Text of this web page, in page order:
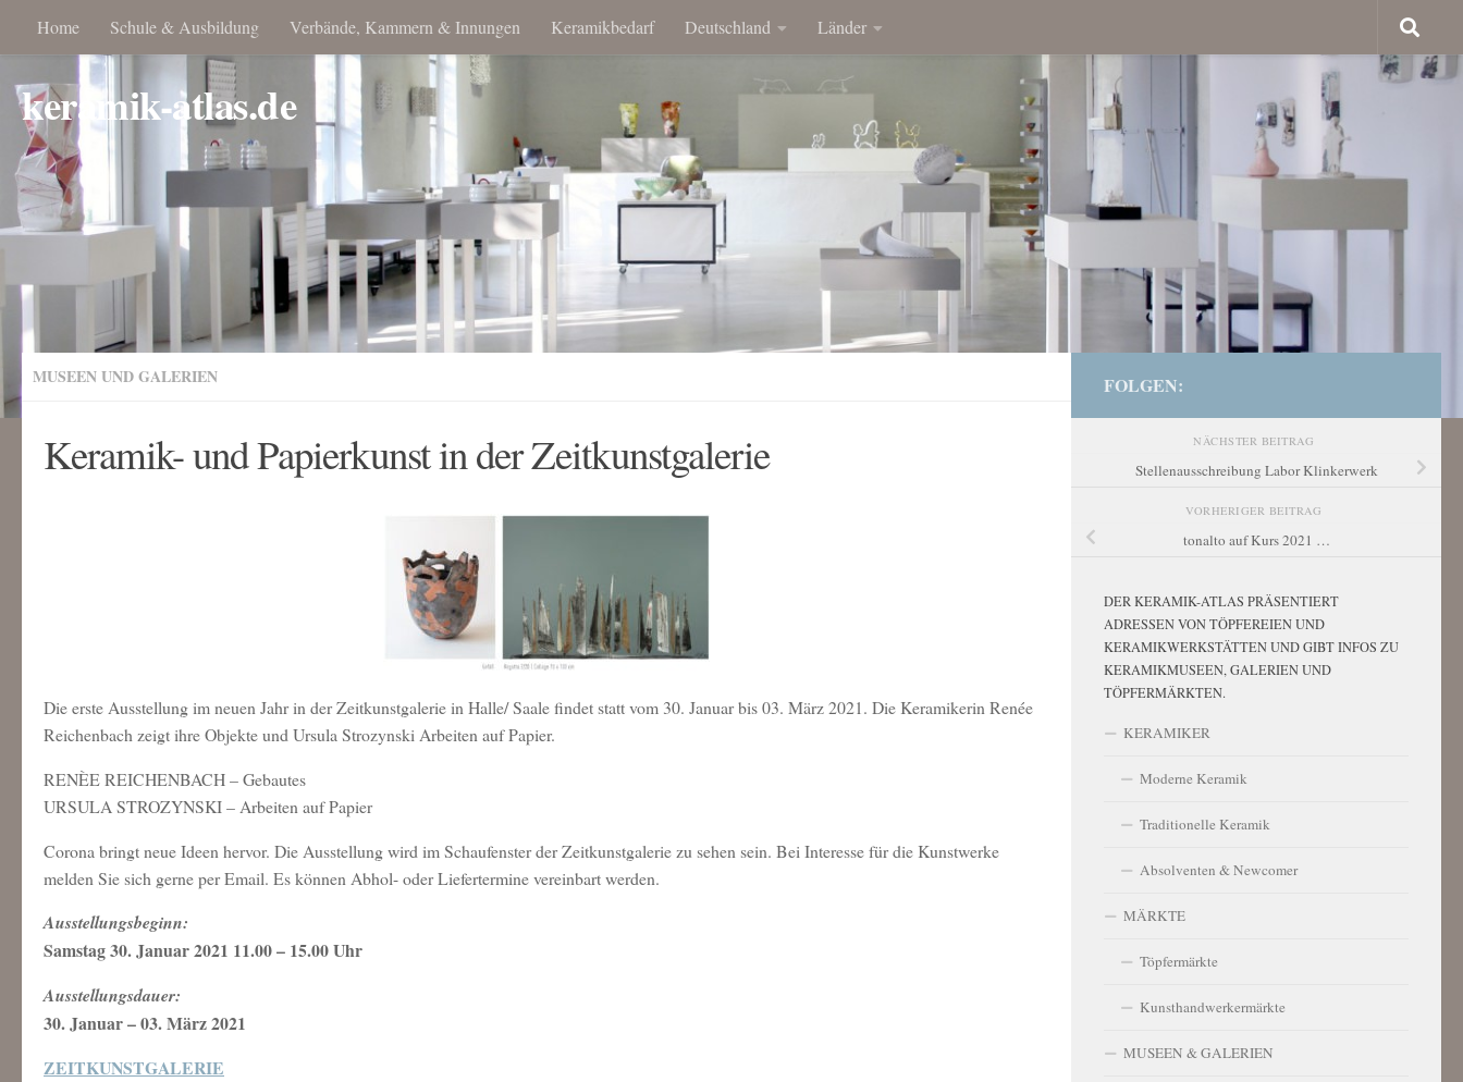
Home Schule & Ausbildung Verbände, Kammern & Innungen Keramikbedarf Deutschland Länder
keramik-atlas.de
MUSEEN UND GALERIEN
Keramik- und Papierkunst in der Zeitkunstgalerie
Die erste Ausstellung im neuen Jahr in der Zeitkunstgalerie in Halle/ Saale findet statt vom 30. Januar bis 03. März 2021. Die Keramikerin Renée
Reichenbach zeigt ihre Objekte und Ursula Strozynski Arbeiten auf Papier.
RENÈE REICHENBACH – Gebautes
URSULA STROZYNSKI – Arbeiten auf Papier
Corona bringt neue Ideen hervor. Die Ausstellung wird im Schaufenster der Zeitkunstgalerie zu sehen sein. Bei Interesse für die Kunstwerke
melden Sie sich gerne per Email. Es können Abhol- oder Liefertermine vereinbart werden.
Ausstellungsbeginn:
Samstag 30. Januar 2021 11.00 – 15.00 Uhr
Ausstellungsdauer:
30. Januar – 03. März 2021
ZEITKUNSTGALERIE
FOLGEN:
NÄCHSTER BEITRAG
Stellenausschreibung Labor Klinkerwerk
VORHERIGER BEITRAG
tonalto auf Kurs 2021 …
DER KERAMIK-ATLAS PRÄSENTIERT
ADRESSEN VON TÖPFEREIEN UND
KERAMIKWERKSTÄTTEN UND GIBT INFOS ZU
KERAMIKMUSEEN, GALERIEN UND
TÖPFERMÄRKTEN.
KERAMIKER
Moderne Keramik
Traditionelle Keramik
Absolventen & Newcomer
MÄRKTE
Töpfermärkte
Kunsthandwerkermärkte
MUSEEN & GALERIEN